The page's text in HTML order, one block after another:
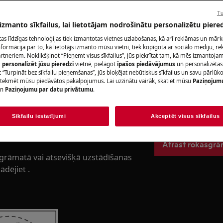
aizsprostojuma dēļ
un iebūvējama)
ir pareizs.
ieiet ne vairāk kā 10 cm.
vai atsevišķā uzstādīšanas
.
Rezervēt
Atrodi savu
Atrisini
dokumentāciju
Atrast
sīkfailus, lai lietotājam nodrošinātu personalizētu
līdzīgas tehnoloģijas tiek izmantotas vietnes uzlabošanas, kā arī reklāmas un
par to, kā lietotājs izmanto mūsu vietni, tiek kopīgota ar sociālo mediju,
Noklikšķinot “Pieņemt visus sīkfailus”, jūs piekrītat tam, kā mēs
personalizēt jūsu pieredzi vietnē, pielāgotīpašos piedāvājumus un
bez sīkfailu pieņemšanas”, jūs bloķējat nebūtiskus sīkfailus un savu
mūsu piedāvātos pakalpojumus. Lai uzzinātu vairāk, skatiet mūsu
Paziņojumu par datu privātumu.
Sīkfailu iestatījumi Akceptēt visus sīkfailus